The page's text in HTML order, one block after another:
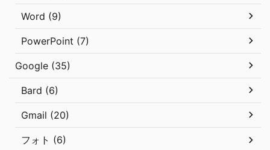
Word (9)
PowerPoint (7)
Google (35)
Bard (6)
Gmail (20)
フォト (6)